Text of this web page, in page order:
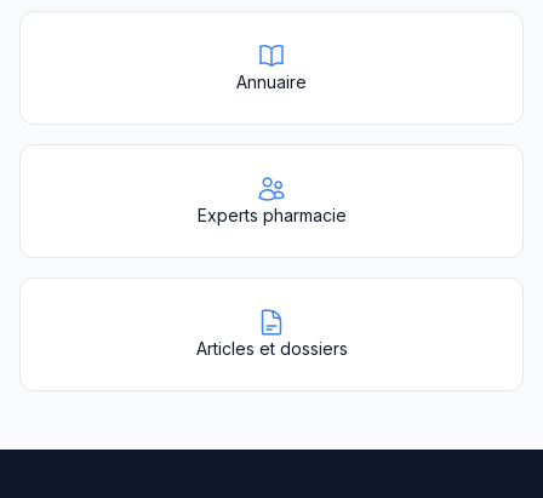
Annuaire
Experts pharmacie
Articles et dossiers